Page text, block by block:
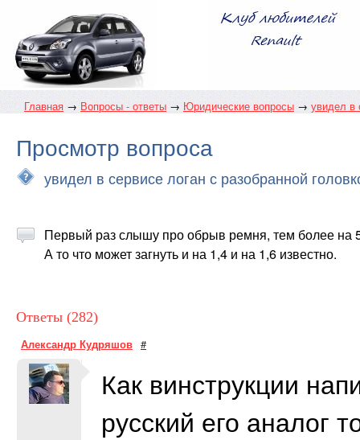
Главная → Вопросы - ответы → Юридические вопросы → увидел в
Просмотр вопроса
увидел в сервисе логан с разобранной
Первый раз слышу про обрыв ремня, тем более на
А то что может загнуть и на 1,4 и на 1,6 известно.
Ответы (282)
Александр Кудряшов #
Как винструкции
русский его аналог